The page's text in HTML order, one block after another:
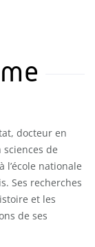
docteur en
de
l’école nationale
Ses recherches
et les
de ses